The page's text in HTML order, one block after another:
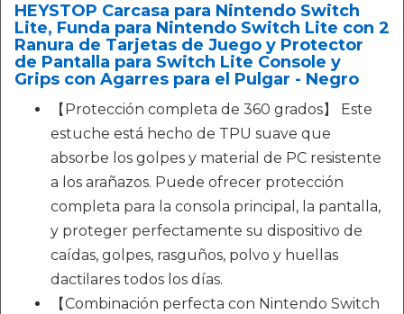
HEYSTOP Carcasa para Nintendo Switch
Lite, Funda para Nintendo Switch Lite con 2
Ranura de Tarjetas de Juego y Protector
de Pantalla para Switch Lite Console y
Grips con Agarres para el Pulgar - Negro
【Protección completa de 360 grados】 Este
estuche está hecho de TPU suave que
absorbe los golpes y material de PC resistente
a los arañazos. Puede ofrecer protección
completa para la consola principal, la pantalla,
y proteger perfectamente su dispositivo de
caídas, golpes, rasguños, polvo y huellas
dactilares todos los días.
【Combinación perfecta con Nintendo Switch